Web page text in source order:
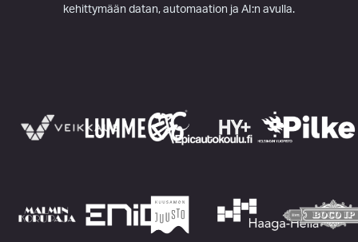
kehittymään datan, automaation ja AI:n avulla.